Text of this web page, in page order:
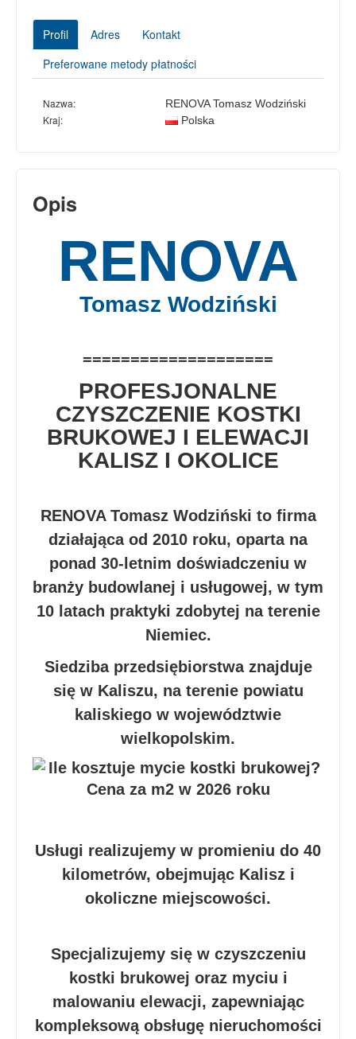
Profil Adres
Kontakt
Preferowane metody płatności
Nazwa: RENOVA Tomasz Wodziński
Kraj: Polska
Opis
RENOVA
Tomasz Wodziński
====================
PROFESJONALNE
CZYSZCZENIE KOSTKI
BRUKOWEJ I ELEWACJI
KALISZ I OKOLICE
RENOVA Tomasz Wodziński to firma
działająca od 2010 roku, oparta na
ponad 30-letnim doświadczeniu w
branży budowlanej i usługowej, w tym
10 latach praktyki zdobytej na terenie
Niemiec.
Siedziba przedsiębiorstwa znajduje
się w Kaliszu, na terenie powiatu
kaliskiego w województwie
wielkopolskim.
Usługi realizujemy w promieniu do 40
kilometrów, obejmując Kalisz i
okoliczne miejscowości.
Specjalizujemy się w czyszczeniu
kostki brukowej oraz myciu i
malowaniu elewacji, zapewniając
kompleksową obsługę nieruchomości